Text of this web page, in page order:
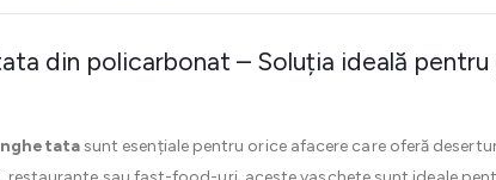
din policarbonat – Soluția ideală
sunt esențiale pentru orice afacere care oferă